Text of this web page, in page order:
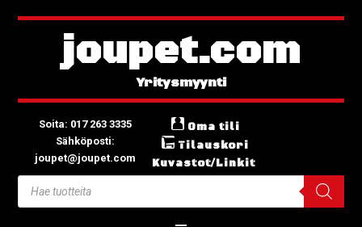
joupet.com
Soita: 017 263 3335
Sähköposti:
joupet@joupet.com
Oma tili
Tilauskori
Kuvastot/Linkit